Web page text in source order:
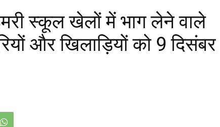
स्कूल खेलों में भाग लेने वाले
और खिलाड़ियों को 9 दिसंबर